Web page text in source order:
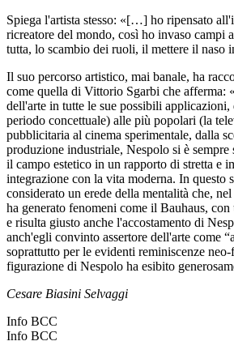
Spiega l'artista stesso: «[…] ho ripensato
ricreatore del mondo, così ho invaso campi
tutta, lo scambio dei ruoli, il mettere il naso
Il suo percorso artistico, mai banale, ha
come quella di Vittorio Sgarbi che afferma:
dell'arte in tutte le sue possibili
periodo concettuale) alle più popolari (la
pubblicitaria al cinema sperimentale, dalla
produzione industriale, Nespolo si è sempre
il campo estetico in un rapporto di stretta e
integrazione con la vita moderna. In questo
considerato un erede della mentalità che,
ha generato fenomeni come il Bauhaus,
e risulta giusto anche l'accostamento di
anch'egli convinto assertore dell'arte come
soprattutto per le evidenti reminiscenze
figurazione di Nespolo ha esibito
Cesare Biasini Selvaggi
Info BCC
Info BCC